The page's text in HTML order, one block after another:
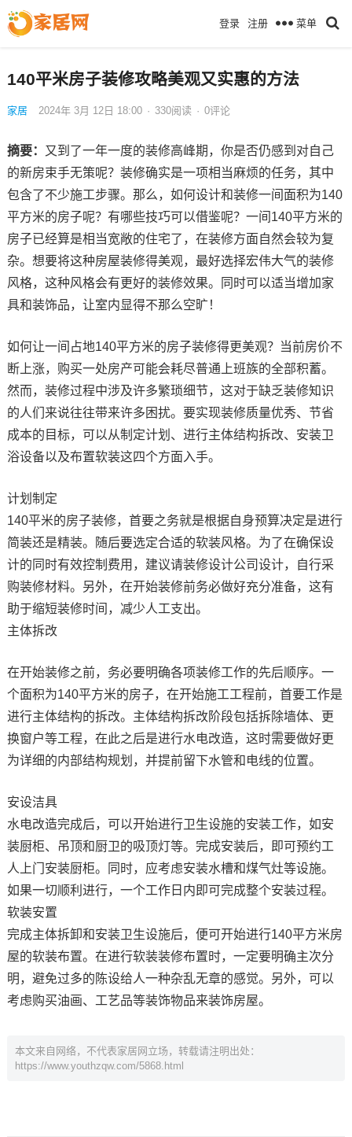
登录 注册 菜单
140平米房子装修攻略美观又实惠的方法
家居 2024年 3月 12日 18:00 · 330阅读 · 0评论
摘要： 又到了一年一度的装修高峰期，你是否仍感到对自己
的新房束手无策呢？装修确实是一项相当麻烦的任务，其中
包含了不少施工步骤。那么，如何设计和装修一间面积为140
平方米的房子呢？有哪些技巧可以借鉴呢？一间140平方米的
房子已经算是相当宽敞的住宅了，在装修方面自然会较为复
杂。想要将这种房屋装修得美观，最好选择宏伟大气的装修
风格，这种风格会有更好的装修效果。同时可以适当增加家
具和装饰品，让室内显得不那么空旷！
如何让一间占地140平方米的房子装修得更美观？当前房价不
断上涨，购买一处房产可能会耗尽普通上班族的全部积蓄。
然而，装修过程中涉及许多繁琐细节，这对于缺乏装修知识
的人们来说往往带来许多困扰。要实现装修质量优秀、节省
成本的目标，可以从制定计划、进行主体结构拆改、安装卫
浴设备以及布置软装这四个方面入手。
计划制定
140平米的房子装修，首要之务就是根据自身预算决定是进行
简装还是精装。随后要选定合适的软装风格。为了在确保设
计的同时有效控制费用，建议请装修设计公司设计，自行采
购装修材料。另外，在开始装修前务必做好充分准备，这有
助于缩短装修时间，减少人工支出。
主体拆改
在开始装修之前，务必要明确各项装修工作的先后顺序。一
个面积为140平方米的房子，在开始施工工程前，首要工作是
进行主体结构的拆改。主体结构拆改阶段包括拆除墙体、更
换窗户等工程，在此之后是进行水电改造，这时需要做好更
为详细的内部结构规划，并提前留下水管和电线的位置。
安设洁具
水电改造完成后，可以开始进行卫生设施的安装工作，如安
装厨柜、吊顶和厨卫的吸顶灯等。完成安装后，即可预约工
人上门安装厨柜。同时，应考虑安装水槽和煤气灶等设施。
如果一切顺利进行，一个工作日内即可完成整个安装过程。
软装安置
完成主体拆卸和安装卫生设施后，便可开始进行140平方米房
屋的软装布置。在进行软装装修布置时，一定要明确主次分
明，避免过多的陈设给人一种杂乱无章的感觉。另外，可以
考虑购买油画、工艺品等装饰物品来装饰房屋。
本文来自网络，不代表家居网立场，转载请注明出处：
https://www.youthzqw.com/5868.html